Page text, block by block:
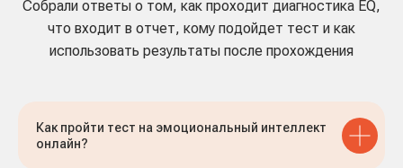
Как пройти тест на эмоциональный интеллект
онлайн?